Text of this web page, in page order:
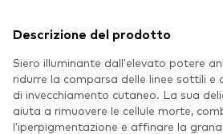
Descrizione del prodotto
Siero illuminante dall'elevato potere
ridurre la comparsa delle linee sottili e
di invecchiamento cutaneo. La sua
aiuta a rimuovere le cellule morte,
l'iperpigmentazione e affinare la